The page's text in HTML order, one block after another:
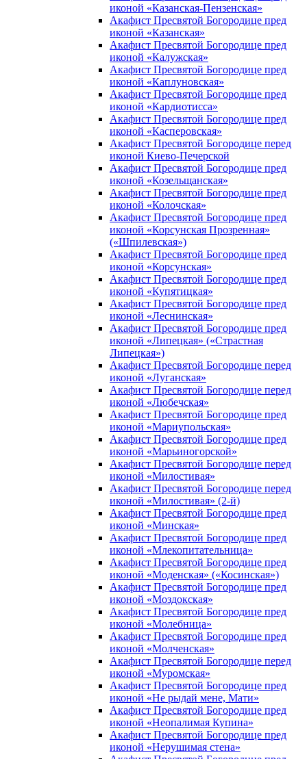
иконой «Казанская-Пензенская»
Акафист Пресвятой Богородице пред
иконой «Казанская»
Акафист Пресвятой Богородице пред
иконой «Калужская»
Акафист Пресвятой Богородице пред
иконой «Каплуновская»
Акафист Пресвятой Богородице пред
иконой «Кардиотисса»
Акафист Пресвятой Богородице пред
иконой «Касперовская»
Акафист Пресвятой Богородице перед
иконой Киево-Печерской
Акафист Пресвятой Богородице пред
иконой «Козельщанская»
Акафист Пресвятой Богородице пред
иконой «Колочская»
Акафист Пресвятой Богородице пред
иконой «Корсунская Прозренная»
(«Шпилевская»)
Акафист Пресвятой Богородице пред
иконой «Корсунская»
Акафист Пресвятой Богородице пред
иконой «Купятицкая»
Акафист Пресвятой Богородице пред
иконой «Леснинская»
Акафист Пресвятой Богородице пред
иконой «Липецкая» («Страстная
Липецкая»)
Акафист Пресвятой Богородице перед
иконой «Луганская»
Акафист Пресвятой Богородице перед
иконой «Любечская»
Акафист Пресвятой Богородице пред
иконой «Мариупольская»
Акафист Пресвятой Богородице пред
иконой «Марьиногорской»
Акафист Пресвятой Богородице перед
иконой «Милостивая»
Акафист Пресвятой Богородице перед
иконой «Милостивая» (2-й)
Акафист Пресвятой Богородице пред
иконой «Минская»
Акафист Пресвятой Богородице пред
иконой «Млекопитательница»
Акафист Пресвятой Богородице пред
иконой «Моденская» («Косинская»)
Акафист Пресвятой Богородице пред
иконой «Моздокская»
Акафист Пресвятой Богородице пред
иконой «Молебница»
Акафист Пресвятой Богородице пред
иконой «Молченская»
Акафист Пресвятой Богородице перед
иконой «Муромская»
Акафист Пресвятой Богородице пред
иконой «Не рыдай мене, Мати»
Акафист Пресвятой Богородице пред
иконой «Неопалимая Купина»
Акафист Пресвятой Богородице пред
иконой «Нерушимая стена»